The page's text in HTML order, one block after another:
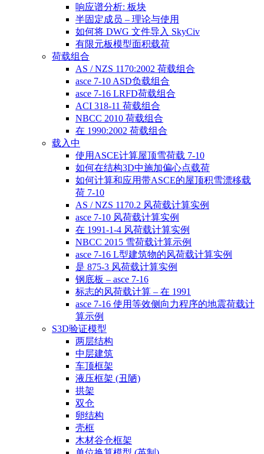
响应谱分析: 板块
半固定成员 – 理论与使用
如何将 DWG 文件导入 SkyCiv
有限元板模型面积载荷
荷载组合
AS / NZS 1170:2002 荷载组合
asce 7-10 ASD负载组合
asce 7-16 LRFD荷载组合
ACI 318-11 荷载组合
NBCC 2010 荷载组合
在 1990:2002 荷载组合
载入中
使用ASCE计算屋顶雪荷载 7-10
如何在结构3D中施加偏心点载荷
如何计算和应用带ASCE的屋顶积雪漂移载
荷 7-10
AS / NZS 1170.2 风荷载计算实例
asce 7-10 风荷载计算实例
在 1991-1-4 风荷载计算实例
NBCC 2015 雪荷载计算示例
asce 7-16 L型建筑物的风荷载计算实例
是 875-3 风荷载计算实例
钢底板 – asce 7-16
标志的风荷载计算 – 在 1991
asce 7-16 使用等效侧向力程序的地震荷载计
算示例
S3D验证模型
两层结构
中层建筑
车顶框架
液压框架 (丑陋)
拱架
双仓
卵结构
壳框
木材谷仓框架